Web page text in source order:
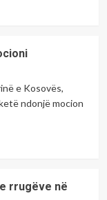
e Kosovës,
ndonjë mocion
rrugëve në